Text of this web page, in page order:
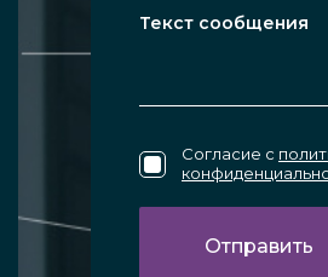
Согласие с